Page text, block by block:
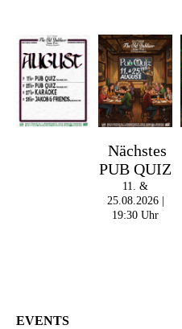
Nächstes
PUB QUIZ
11. &
25.08.2026 |
19:30 Uhr
EVENTS